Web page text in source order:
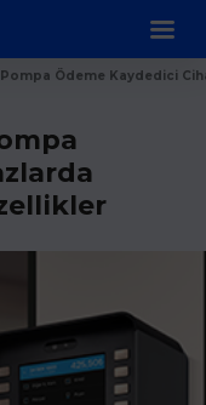
Pompa Ödeme Kaydedici